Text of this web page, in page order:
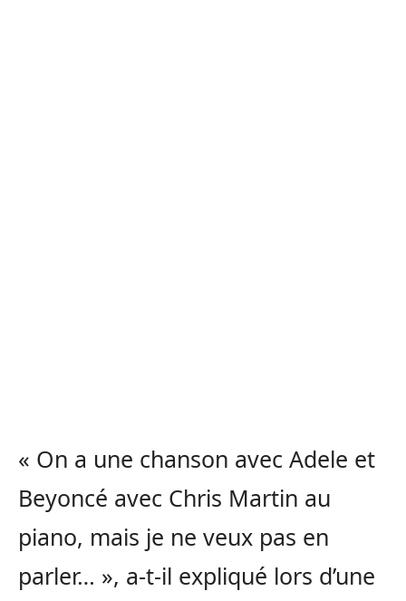
« On a une chanson avec Adele et
Beyoncé avec Chris Martin au
piano, mais je ne veux pas en
parler… », a-t-il expliqué lors d’une